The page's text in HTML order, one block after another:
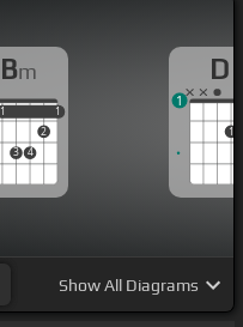
Bm
1
3 4
2
1
1 1
D
1
1
ShowAll Diagrams